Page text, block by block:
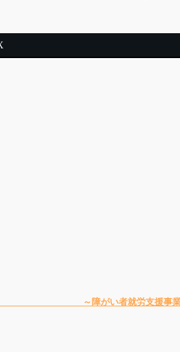
た ～障がい者就労支援事業所の